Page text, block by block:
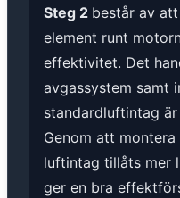
Steg 2 består av
element runt
effektivitet. Det
avgassystem samt
standardluftintag
Genom att
luftintag tillåts mer
ger en bra